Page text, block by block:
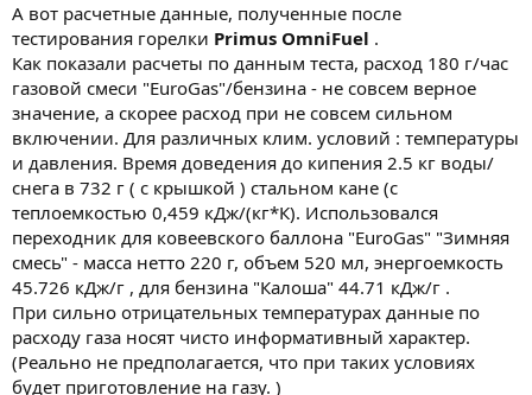
А вот расчетные данные, полученные после
тестирования горелки Primus OmniFuel .
Как показали расчеты по данным теста, расход 180 г/час
газовой смеси "EuroGas"/бензина - не совсем верное
значение, а скорее расход при не совсем сильном
включении. Для различных клим. условий : температуры
и давления. Время доведения до кипения 2.5 кг воды/
снега в 732 г ( с крышкой ) стальном кане (с
теплоемкостью 0,459 кДж/(кг*К). Использовался
переходник для ковеевского баллона "EuroGas" "Зимняя
смесь" - масса нетто 220 г, объем 520 мл, энергоемкость
45.726 кДж/г , для бензина "Калоша" 44.71 кДж/г .
При сильно отрицательных температурах данные по
расходу газа носят чисто информативный характер.
(Реально не предполагается, что при таких условиях
будет приготовление на газу. )